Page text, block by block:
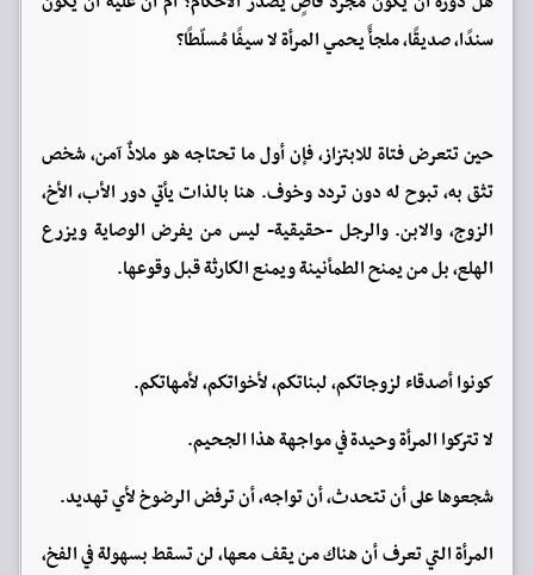
سندًا، صديقًا، ملجأً يحمي المرأة لا سيفًا مُسلّطًا؟
حين تتعرض فتاة للابتزاز، فإن أول ما تحتاجه هو ملاذٌ آمن، شخص
تثق به، تبوح له دون تردد وخوف. هنا بالذات يأتي دور الأب، الأخ،
الزوج، والابن. والرجل -حقيقية- ليس من يفرض الوصاية ويزرع
الهلع، بل من يمنح الطمأنينة ويمنع الكارثة قبل وقوعها.
كونوا أصدقاء لزوجاتكم، لبناتكم، لأخواتكم، لأمهاتكم.
لا تتركوا المرأة وحيدة في مواجهة هذا الجحيم.
شجعوها على أن تتحدث، أن تواجه، أن ترفض الرضوخ لأي تهديد.
المرأة التي تعرف أن هناك من يقف معها، لن تسقط بسهولة في الفخ،